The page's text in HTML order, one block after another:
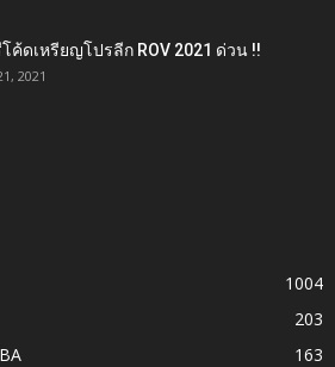
ค้ดเหรียญโปรลีก ROV 2021 ด่วน !!
2021
1004
203
163